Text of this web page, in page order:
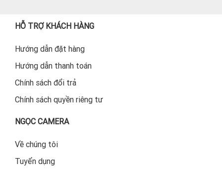
HỖ TRỢ KHÁCH HÀNG
Hướng dẫn đặt hàng
Hướng dẫn thanh toán
Chính sách đổi trả
Chính sách quyền riêng tư
NGỌC CAMERA
Về chúng tôi
Tuyển dụng